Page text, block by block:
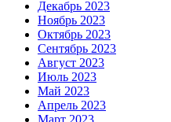
Декабрь 2023
Ноябрь 2023
Октябрь 2023
Сентябрь 2023
Август 2023
Июль 2023
Май 2023
Апрель 2023